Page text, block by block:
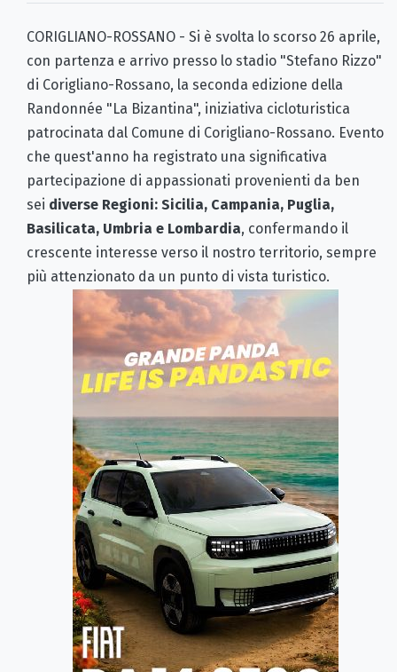
CORIGLIANO-ROSSANO - Si è svolta lo scorso 26 aprile,
con partenza e arrivo presso lo stadio "Stefano Rizzo"
di Corigliano-Rossano, la seconda edizione della
Randonnée "La Bizantina", iniziativa cicloturistica
patrocinata dal Comune di Corigliano-Rossano. Evento
che quest'anno ha registrato una significativa
partecipazione di appassionati provenienti da ben
sei diverse Regioni: Sicilia, Campania, Puglia,
Basilicata, Umbria e Lombardia, confermando il
crescente interesse verso il nostro territorio, sempre
più attenzionato da un punto di vista turistico.